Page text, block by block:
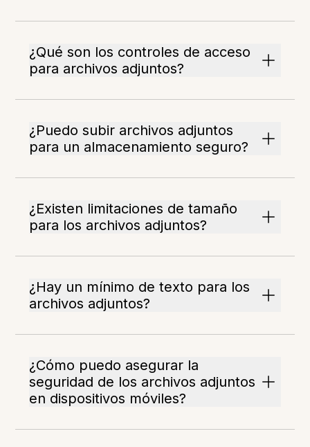
¿Qué son los controles de acceso
para archivos adjuntos?
¿Puedo subir archivos adjuntos
para un almacenamiento seguro?
¿Existen limitaciones de tamaño
para los archivos adjuntos?
¿Hay un mínimo de texto para los
archivos adjuntos?
¿Cómo puedo asegurar la
seguridad de los archivos adjuntos
en dispositivos móviles?